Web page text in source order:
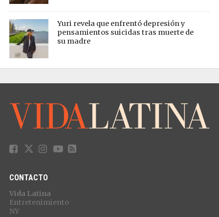
Yuri revela que enfrentó depresión y
pensamientos suicidas tras muerte de
su madre
CONTACTO
Vida Latina
Entretenimiento
NY